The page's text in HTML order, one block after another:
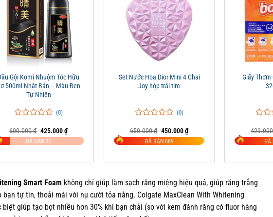
Gội Komi Nhuộm Tóc Hữu
500ml Nhật Bản – Màu Đen
Tự Nhiên
trên
5
đánh
(0)
600.000₫ Giá
gốc
là:
425.000₫Giá
hiện
tại
ĐÃ BÁN 12
Set Nước Hoa Dior Mini 4 Chai
Joy hộp trái tim
trên
5
đánh
(0)
650.000₫ Giá
gốc
là:
450.000₫Giá
hiện
tại
ĐÃ BÁN 669
Giấy Thơm
trên
5
đánh
ĐÃ
Smart Foam không chỉ giúp làm sạch răng miệng hiệu quả, giúp răng trắng
tự tin, thoải mái với nụ cười tỏa nắng. Colgate MaxClean With Whitening
giúp tạo bọt nhiều hơn 30% khi bạn chải (so với kem đánh răng có fluor hàng